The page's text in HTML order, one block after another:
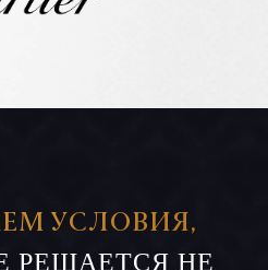
РЕШАЕТСЯ НЕ
УСЛОВИЯ,